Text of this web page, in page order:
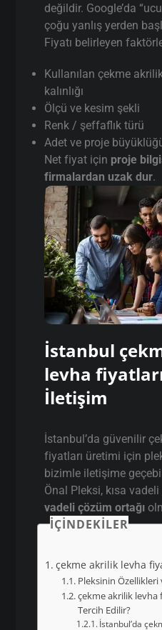
değildir. Google’da
çoğu yanlış yerden
Fiyatı belirleyen
Kullanılan çekme
kalınlığı
Ölçü ve kesim şekli
Renk / şeffaflık türü
Adet ve proje
Net fiyat için proje
firmalardan uzak dur.
İstanbul
levha
İletişim
İstanbul’da güvenilir
fiyatları üretimi için
bizimle iletişime
Önal Pleksi, kısa vadeli
vadeli çözüm ortağı
İÇINDEKILER
çekme akrilik levha
Pleksinin Özellikleri
çekme akrilik levha
Tercih Edilir?
İstanbul’da